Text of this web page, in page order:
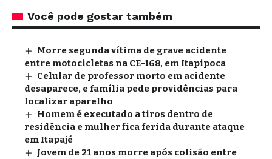
Você pode gostar também
Morre segunda vítima de grave acidente
entre motocicletas na CE-168, em Itapipoca
Celular de professor morto em acidente
desaparece, e família pede providências para
localizar aparelho
Homem é executado a tiros dentro de
residência e mulher fica ferida durante ataque
em Itapajé
Jovem de 21 anos morre após colisão entre